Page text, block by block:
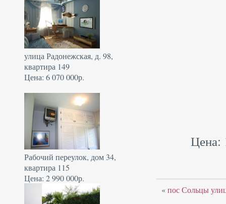
улица Радонежская, д. 98,
квартира 149
Цена: 6 070 000р.
Рабочий переулок, дом 34,
квартира 115
Цена: 2 990 000р.
Цена:
«пос Сольцы